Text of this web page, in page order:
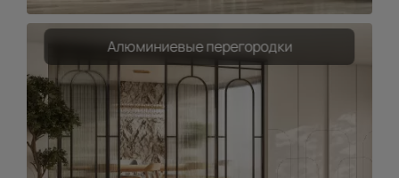
Алюминиевые перегородки